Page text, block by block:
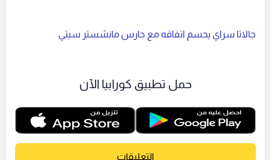
جالاتا سراي يحسم اتفاقه مع حارس مانشستر سيتي
حمل تطبيق كورابيا الآن
التعليقات